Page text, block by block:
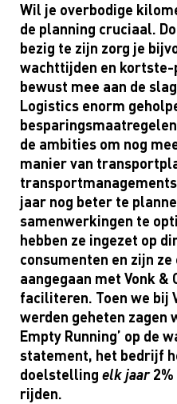
Wil je overbodige
de planning cruciaal.
bezig te zijn zorg je
wachttijden en
bewust mee aan de
Logistics enorm
besparings
de ambities om nog
manier van
jaar nog beter te
samenwerkingen te
hebben ze ingezet op
consumenten en zijn
aangegaan met Vonk &
faciliteren. Toen we bij
werden geheten zagen
Empty Running’ op de
statement, het bedrijf
doelstelling elk jaar2%
rijden.